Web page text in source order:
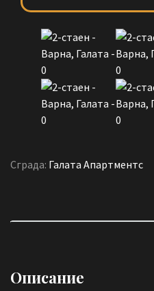
Сграда: Галата Апартмeнтс
Описание